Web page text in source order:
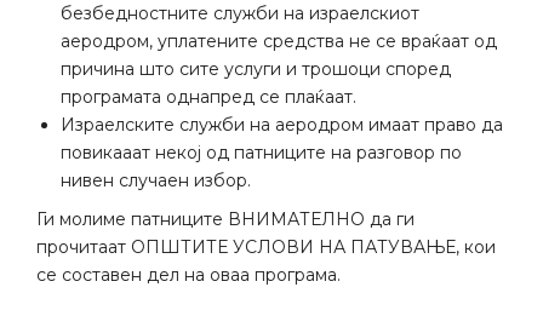
безбедностните служби на израелскиот
аеродром, уплатените средства не се враќаат од
причина што сите услуги и трошоци според
програмата однапред се плаќаат.
Израелските служби на аеродром имаат право да
повикааат некој од патниците на разговор по
нивен случаен избор.
Ги молиме патниците ВНИМАТЕЛНО да ги
прочитаат ОПШТИТЕ УСЛОВИ НА ПАТУВАЊЕ, кои
се составен дел на оваа програма.